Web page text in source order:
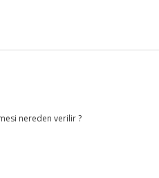
nereden verilir ?